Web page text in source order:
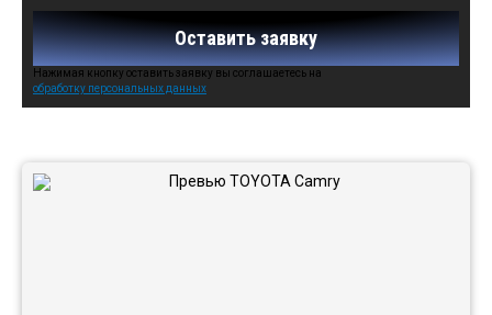
Оставить заявку
Нажимая кнопку оставить заявку вы соглашаетесь на
обработку персональных данных